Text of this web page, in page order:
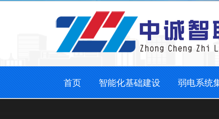
首页 智能化基础建设 弱电系统